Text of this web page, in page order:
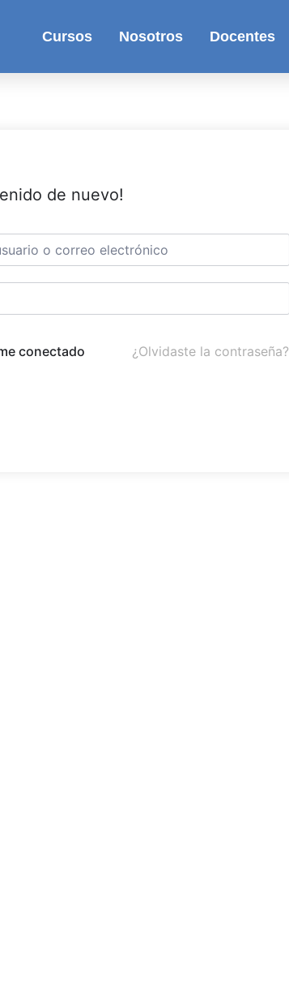
Cursos Nosotros Docentes
de nuevo!
conectado ¿Olvidaste la contraseña?